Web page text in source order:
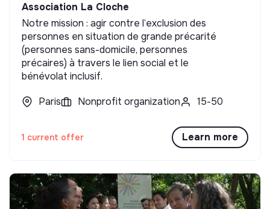
Association La Cloche
Notre mission : agir contre l’exclusion des
personnes en situation de grande précarité
(personnes sans-domicile, personnes
précaires) à travers le lien social et le
bénévolat inclusif.
Paris
Nonprofit organization 15-50
1 current offer Learn more